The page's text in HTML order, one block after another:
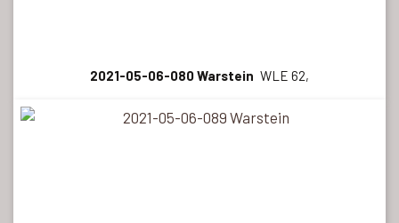
2021-05-06-080 Warstein WLE 62,